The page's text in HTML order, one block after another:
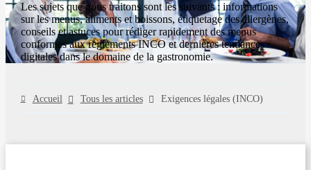
Les sujets que nous traitons sont les suivants : informations
sur les menus, aliments et boissons, étiquetage des allergènes,
conseils et astuces pour rédiger rapidement des menus
conformes aux règlements INCO et dernières tendances
digitales dans le domaine de la gastronomie.
Accueil Tous les articles Exigences légales (INCO)